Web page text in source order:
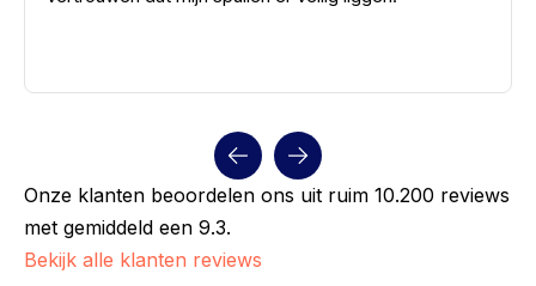
Onze klanten beoordelen ons uit ruim 10.200 reviews
met gemiddeld een 9.3.
Bekijk alle klanten reviews